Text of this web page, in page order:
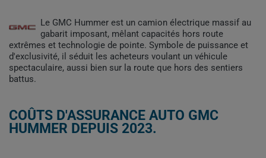
Le GMC Hummer est un camion électrique massif au
gabarit imposant, mêlant capacités hors route
extrêmes et technologie de pointe. Symbole de puissance et
d'exclusivité, il séduit les acheteurs voulant un véhicule
spectaculaire, aussi bien sur la route que hors des sentiers
battus.
COÛTS D'ASSURANCE AUTO GMC
HUMMER DEPUIS 2023.